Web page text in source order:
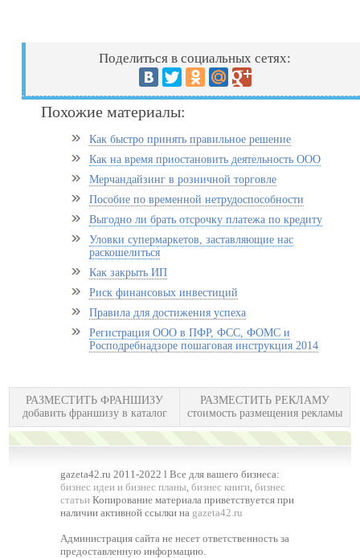
Поделиться в социальных сетях:
Похожие материалы:
Как быстро принять правильное решение
Как на время приостановить деятельность ООО
Мерчандайзинг в розничной торговле
Пособие по временной нетрудоспособности
Выгодно ли брать отсрочку платежа по кредиту
Уловки супермаркетов, заставляющие нас
раскошелиться
Как закрыть ИП
Риск финансовых инвестиций
Правила для достижения успеха
Регистрация ООО в ПФР, ФСС, ФОМС и
Росподребнадзоре пошаговая инструкция 2014
РАЗМЕСТИТЬ ФРАНШИЗУ
добавить франшизу в каталог
РАЗМЕСТИТЬ РЕКЛАМУ
стоимость размещения рекламы
gazeta42.ru 2011-2022 l Все для вашего бизнеса:
бизнес идеи и бизнес планы,бизнес книги,бизнес
статьи Копирование материала приветствуется при
наличии активной ссылки на gazeta42.ru
Администрация сайта не несет ответственность за
предоставленную информацию.